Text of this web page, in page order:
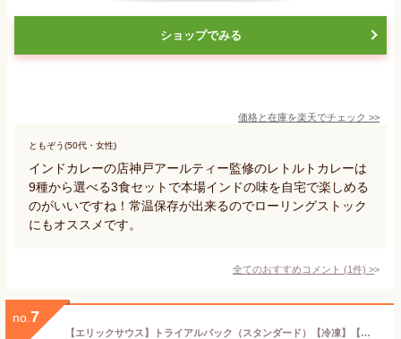
ショップでみる
価格と在庫を楽天でチェック >>
ともぞう(50代・女性)
インドカレーの店神戸アールティー監修のレトルトカレーは
9種から選べる3食セットで本場インドの味を自宅で楽しめる
のがいいですね！常温保存が出来るのでローリングストック
にもオススメです。
全てのおすすめコメント (1件) >
no. 7
【エリックサウス】トライアルパック（スタンダード）【冷凍】【送料込】【初回限定】【カレー インドカレー 冷凍カレー ギフト 贈物 食べ比べ お取り寄せ スパイスカレー カリー スパイス ERICK SOUTH 】